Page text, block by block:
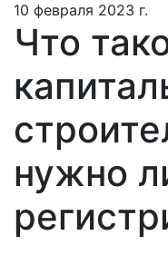
10 февраля 2023 г.
Что
нужно